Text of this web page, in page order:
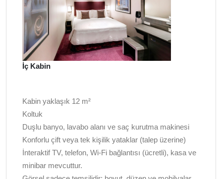
İç Kabin
Kabin yaklaşık 12 m²
Koltuk
Duşlu banyo, lavabo alanı ve saç kurutma makinesi
Konforlu çift veya tek kişilik yataklar (talep üzerine)
İnteraktif TV, telefon, Wi-Fi bağlantısı (ücretli), kasa ve
minibar mevcuttur.